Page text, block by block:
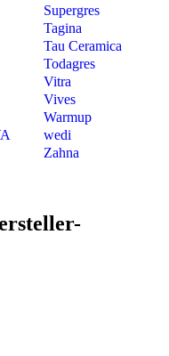
Supergres
Tagina
Tau Ceramica
Todagres
Vitra
Vives
Warmup
wedi
Zahna